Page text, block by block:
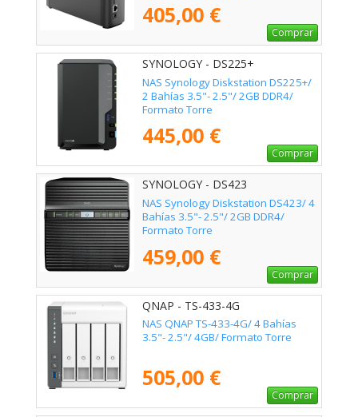
405,00 €
Comprar
SYNOLOGY - DS225+
NAS Synology Diskstation DS225+/
2 Bahías 3.5"- 2.5"/ 2GB DDR4/
Formato Torre
445,00 €
Comprar
SYNOLOGY - DS423
NAS Synology Diskstation DS423/ 4
Bahías 3.5"- 2.5"/ 2GB DDR4/
Formato Torre
459,00 €
Comprar
QNAP - TS-433-4G
NAS QNAP TS-433-4G/ 4 Bahías
3.5"- 2.5"/ 4GB/ Formato Torre
505,00 €
Comprar